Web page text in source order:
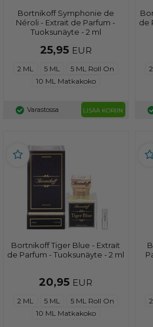
Bortnikoff Symphonie de
Néroli - Extrait de Parfum -
Tuoksunäyte - 2 ml
25,95 EUR
2 ML 5 ML
5 ML Roll On
10 ML Matkakoko
Varastossa LISÄÄ KORIIN
de
Bortnikoff Tiger Blue - Extrait
de Parfum - Tuoksunäyte - 2 ml
20,95 EUR
2 ML 5 ML
5 ML Roll On
10 ML Matkakoko